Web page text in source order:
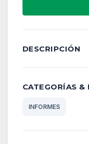
DESCRIPCIÓN
CATEGORÍAS &
INFORMES